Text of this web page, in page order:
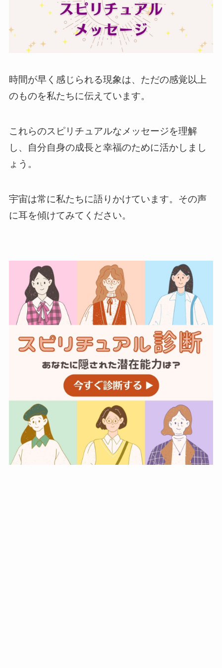
時間が早く感じられる現象は、ただの感覚以上
のものを私たちに伝えています。
これらのスピリチュアルなメッセージを理解
し、自分自身の成長と幸福のために活かしまし
ょう。
宇宙は常に私たちに語りかけています。その声
に耳を傾けてみてください。